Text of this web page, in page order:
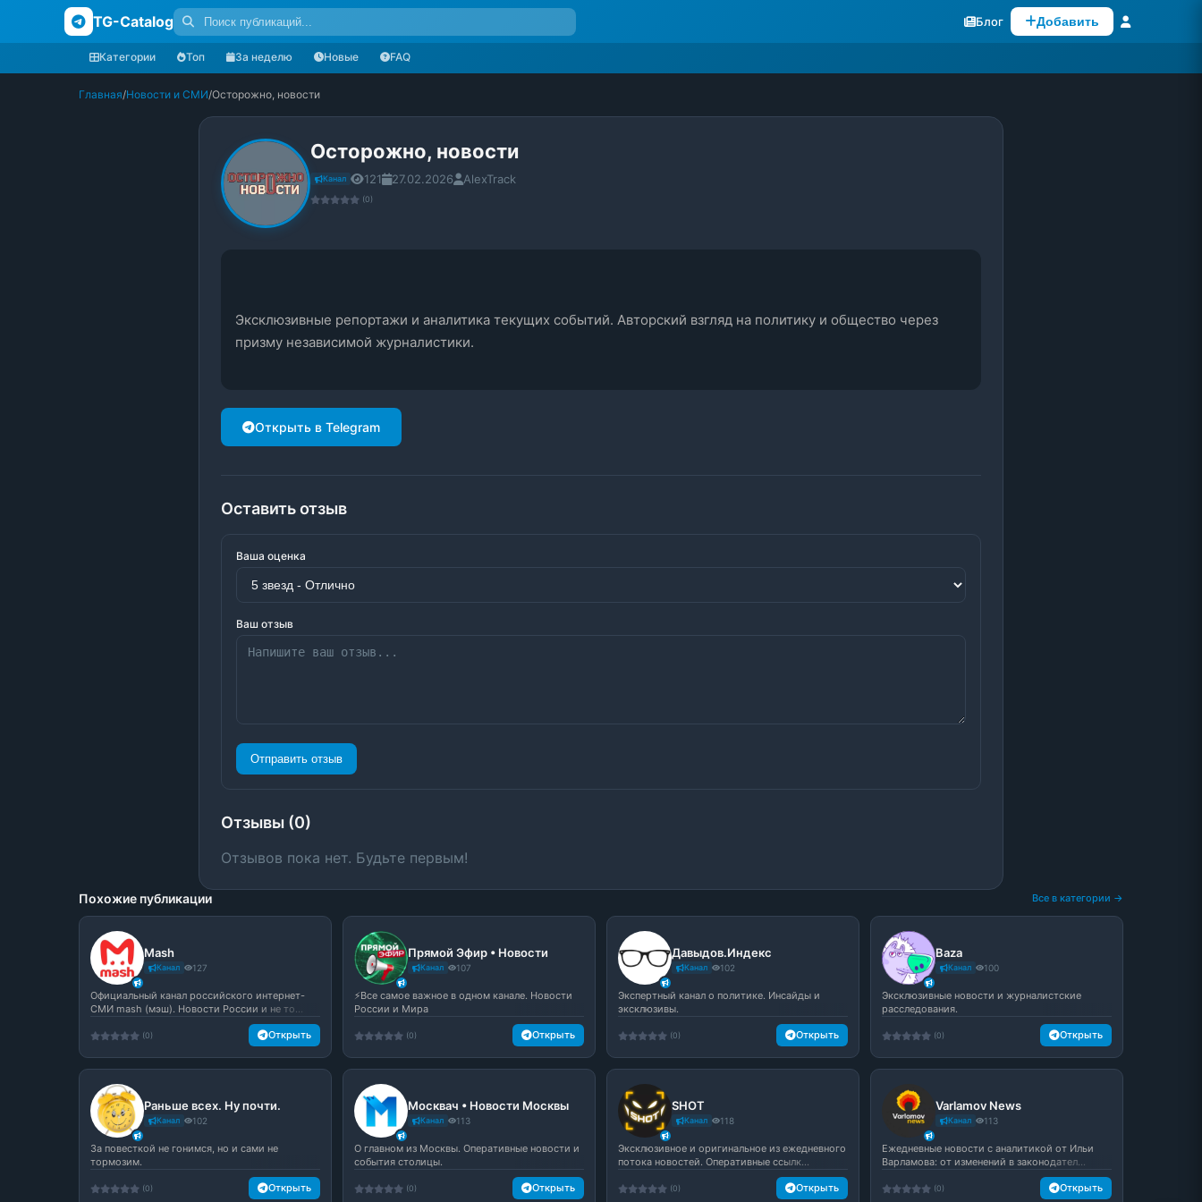
TG-Catalog Блог Добавить
Категории Топ За неделю Новые FAQ
Главная/Новости и СМИ/Осторожно, новости
Осторожно, новости
Канал 121 27.02.2026 AlexTrack
(0)
Эксклюзивные репортажи и аналитика текущих событий. Авторский взгляд на политику и общество через
призму независимой журналистики.
Открыть в Telegram
Оставить отзыв
Ваша оценка
Ваш отзыв
Отправить отзыв
Отзывы (0)
Отзывов пока нет. Будьте первым!
Похожие публикации Все в категории →
Mash
Канал 127
Официальный канал российского интернет-
СМИ mash (мэш). Новости России и не то...
(0) Открыть
Прямой Эфир • Новости
Канал 107
⚡️Все самое важное в одном канале. Новости
России и Мира
(0) Открыть
Давыдов.Индекс
Канал 102
Экспертный канал о политике. Инсайды и
эксклюзивы.
(0) Открыть
Baza
Канал 100
Эксклюзивные новости и журналистские
расследования.
(0) Открыть
Раньше всех. Ну почти.
Канал 102
За повесткой не гонимся, но и сами не
тормозим.
(0) Открыть
Москвач • Новости Москвы
Канал 113
О главном из Москвы. Оперативные новости и
события столицы.
(0) Открыть
SHOT
Канал 118
Эксклюзивное и оригинальное из ежедневного
потока новостей. Оперативные ссылк...
(0) Открыть
Varlamov News
Канал 113
Ежедневные новости с аналитикой от Ильи
Варламова: от изменений в законодател...
(0) Открыть